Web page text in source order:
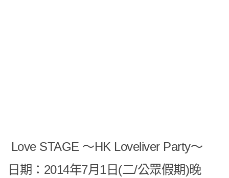
Love STAGE ～HK Loveliver Party～
日期：2014年7月1日(二/公眾假期)晚